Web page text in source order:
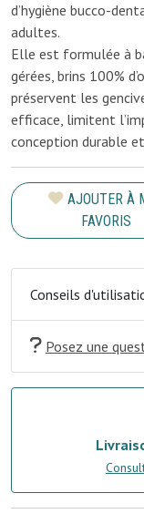
d’hygiène bucco-
adultes.
Elle est formulée à
gérées, brins 100%
préservent les
efficace, limitent
conception durable
AJOUTER À
FAVORIS
Conseils
Posez une